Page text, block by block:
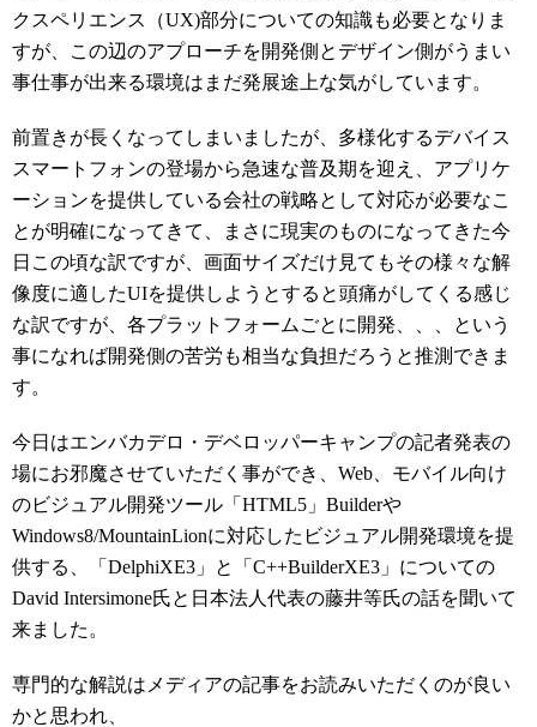
クスペリエンス（UX)部分についての知識も必要となりま
すが、この辺のアプローチを開発側とデザイン側がうまい
事仕事が出来る環境はまだ発展途上な気がしています。
前置きが長くなってしまいましたが、多様化するデバイス
スマートフォンの登場から急速な普及期を迎え、アプリケ
ーションを提供している会社の戦略として対応が必要なこ
とが明確になってきて、まさに現実のものになってきた今
日この頃な訳ですが、画面サイズだけ見てもその様々な解
像度に適したUIを提供しようとすると頭痛がしてくる感じ
な訳ですが、各プラットフォームごとに開発、、、という
事になれば開発側の苦労も相当な負担だろうと推測できま
す。
今日はエンバカデロ・デベロッパーキャンプの記者発表の
場にお邪魔させていただく事ができ、Web、モバイル向け
のビジュアル開発ツール「HTML5」Builderや
Windows8/MountainLionに対応したビジュアル開発環境を提
供する、「DelphiXE3」と「C++BuilderXE3」についての
David Intersimone氏と日本法人代表の藤井等氏の話を聞いて
来ました。
専門的な解説はメディアの記事をお読みいただくのが良い
かと思われ、